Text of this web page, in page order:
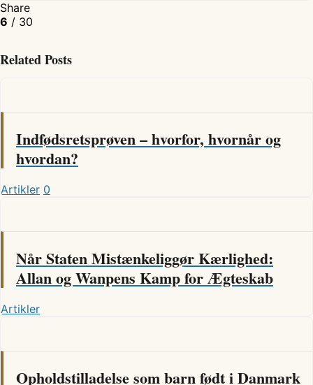
Share
6 / 30
Related Posts
Indfødsretsprøven – hvorfor, hvornår og
hvordan?
Artikler 0
Når Staten Mistænkeliggør Kærlighed:
Allan og Wanpens Kamp for Ægteskab
Artikler
Opholdstilladelse som barn født i Danmark